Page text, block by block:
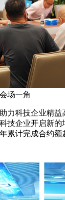
会场一角
科技企业精
企业开启新
计完成合约